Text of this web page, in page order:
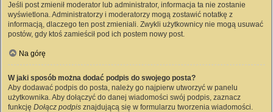
Jeśli post zmienił moderator lub administrator, informacja ta nie zostanie
wyświetlona. Administratorzy i moderatorzy mogą zostawić notatkę z
informacją, dlaczego ten post zmieniali. Zwykli użytkownicy nie mogą usuwać
postów, gdy ktoś zamieścił pod ich postem nowy post.
Na górę
W jaki sposób można dodać podpis do swojego posta?
Aby dodawać podpis do posta, należy go najpierw utworzyć w panelu
użytkownika. Aby dołączyć do danej wiadomości swój podpis, zaznacz
funkcję Dołącz podpis znajdującą się w formularzu tworzenia wiadomości.